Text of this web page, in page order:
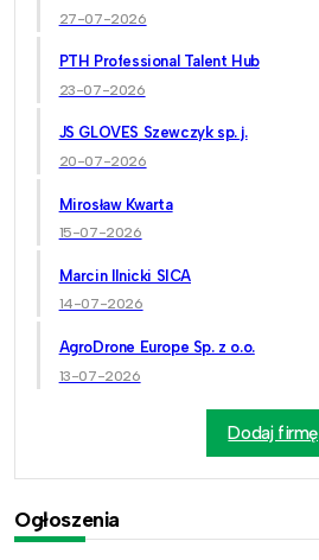
27-07-2026
PTH Professional Talent Hub
23-07-2026
JS GLOVES Szewczyk sp. j.
20-07-2026
Mirosław Kwarta
15-07-2026
Marcin Ilnicki SICA
14-07-2026
AgroDrone Europe Sp. z o.o.
13-07-2026
Dodaj firmę
Ogłoszenia